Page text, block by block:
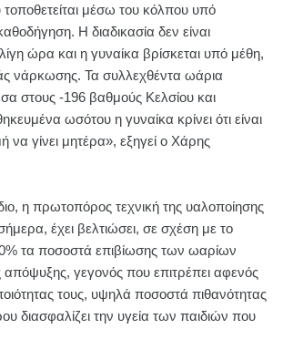
μέσω του κόλπου υπό
Η διαδικασία δεν είναι
ώρα και η γυναίκα βρίσκεται υπό μέθη,
νάρκωσης. Τα συλλεχθέντα ωάρια
στους -196 βαθμούς Κελσίου και
ωσότου η γυναίκα κρίνει ότι είναι
να γίνει μητέρα», εξηγεί ο Χάρης
η πρωτοπόρος τεχνική της υαλοποίησης
έχει βελτιώσει, σε σχέση με το
τα ποσοστά επιβίωσης των ωαρίων
απόψυξης, γεγονός που επιτρέπει αφενός
τους, υψηλά ποσοστά πιθανότητας
διασφαλίζει την υγεία των παιδιών που